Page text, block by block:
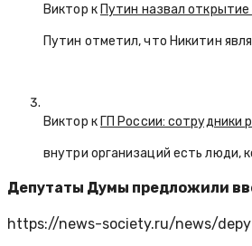
Виктор к Путин назвал
Путин отметил, что Никитин
Виктор к ГП России: сотрудники
внутри организаций есть люди,
Депутаты Думы предложили
https://news-society.ru/news/